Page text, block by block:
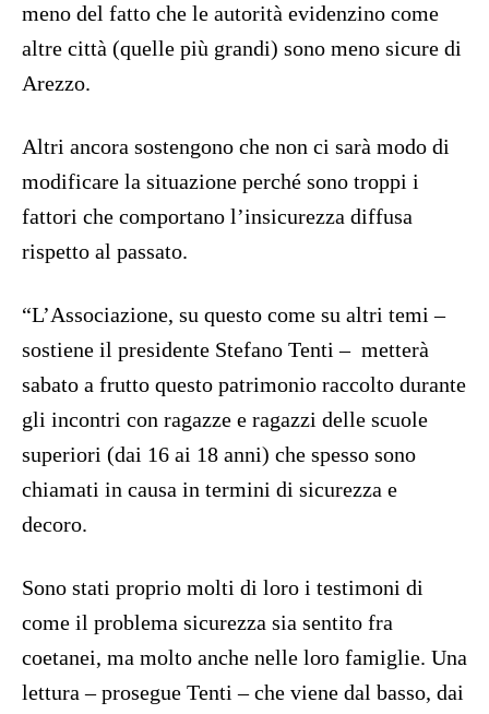
meno del fatto che le autorità evidenzino come
altre città (quelle più grandi) sono meno sicure di
Arezzo.
Altri ancora sostengono che non ci sarà modo di
modificare la situazione perché sono troppi i
fattori che comportano l’insicurezza diffusa
rispetto al passato.
“L’Associazione, su questo come su altri temi –
sostiene il presidente Stefano Tenti – metterà
sabato a frutto questo patrimonio raccolto durante
gli incontri con ragazze e ragazzi delle scuole
superiori (dai 16 ai 18 anni) che spesso sono
chiamati in causa in termini di sicurezza e
decoro.
Sono stati proprio molti di loro i testimoni di
come il problema sicurezza sia sentito fra
coetanei, ma molto anche nelle loro famiglie. Una
lettura – prosegue Tenti – che viene dal basso, dai